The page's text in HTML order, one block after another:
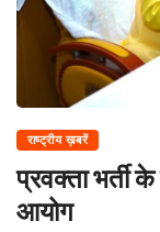
राष्ट्रीय ख़बरें
प्रवक्ता भर्ती
आयोग